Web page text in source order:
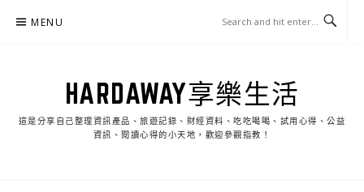
MENU
HARDAWAY享樂生活
這是分享自己整理資訊產品、旅遊記錄、財經資料、吃吃喝喝、試用心得、公益
資訊、閱讀心得的小天地，歡迎參觀指教！